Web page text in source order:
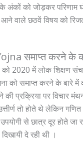
अंकों को जोड़कर परिणाम
छठवें विषय को
समाप्त करने के
को 2020 में लोक शिक्षण
को समाप्त करने के बारे
की प्रक्रिया पर विचार
तो होते थे लेकिन
से छात्र दूर होते जा
दे रही थी ।